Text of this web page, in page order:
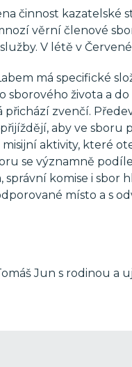
činnost kazatelské
věrní členové
V létě v
má specifické
sborového života a
zvenčí.
aby ve sboru
aktivity, které
se významně
správní komise i
místo a s
Jun s rodinou a